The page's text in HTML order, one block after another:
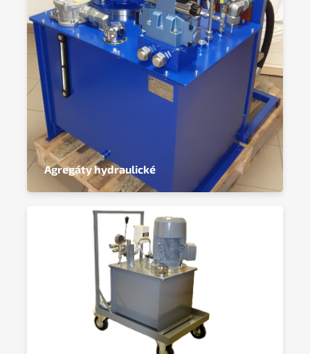
Agregáty hydraulické